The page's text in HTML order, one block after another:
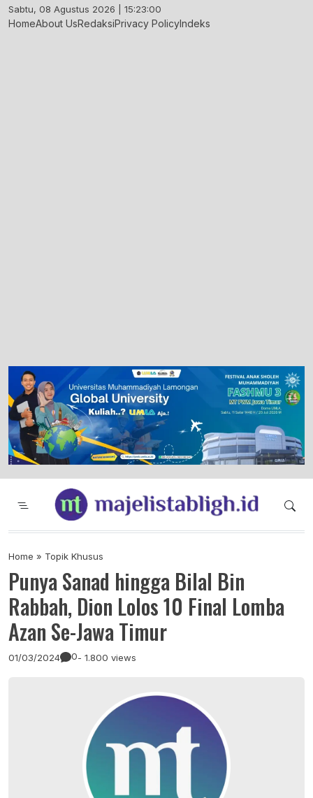
Skip
to
Sabtu, 08 Agustus 2026 | 15:23:01
HomeAbout UsRedaksiPrivacy PolicyIndeks
Majelis Tabligh Muhammadiyah
Syiar Dakwah Islam Berkemajuan dan
Home » Topik Khusus
Punya Sanad hingga Bilal Bin
Rabbah, Dion Lolos 10 Final Lomba
Azan Se-Jawa Timur
01/03/2024 0- 1.800 views